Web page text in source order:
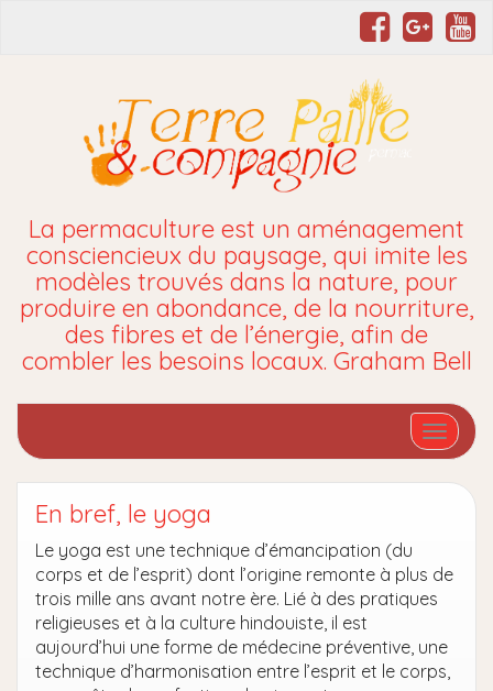
La permaculture est un aménagement
consciencieux du paysage, qui imite les
modèles trouvés dans la nature, pour
produire en abondance, de la nourriture,
des fibres et de l’énergie, afin de
combler les besoins locaux. Graham Bell
En bref, le yoga
Le yoga est une technique d’émancipation (du
corps et de l’esprit) dont l’origine remonte à plus de
trois mille ans avant notre ère. Lié à des pratiques
religieuses et à la culture hindouiste, il est
aujourd’hui une forme de médecine préventive, une
technique d’harmonisation entre l’esprit et le corps,